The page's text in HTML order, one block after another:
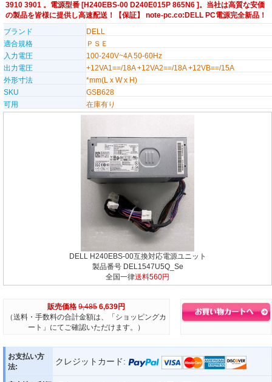
3910 3901 。電源型番 [H240EBS-00 D240E015P 865N6 ]。当社は高質な安価
の製品を皆様に提供し高速配送！【保証】 note-pc.co:DELL PC電源完全新品！
ブランド
DELL
適合規格
ＰＳＥ
入力電圧
100-240V~4A 50-60Hz
出力電圧
+12VA1==/18A +12VA2==/18A +12VB==/15A
外形寸法
*mm(L x W x H)
SKU
GSB628
可用
在庫有り
DELL H240EBS-00互換対応電源ユニット
製品番号 DEL1547U5Q_Se
全国一律送料560円
販売価格 9,485 6,639円
（送料・手数料の合計金額は、「ショッピングカ
ート」にてご確認いただけます。）
お支払い方
法:
クレジットカード: